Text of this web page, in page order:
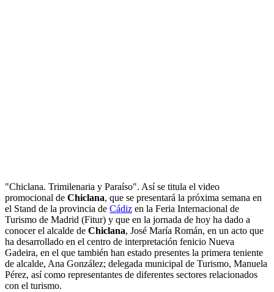
"Chiclana. Trimilenaria y Paraíso". Así se titula el video
promocional de Chiclana, que se presentará la próxima semana en
el Stand de la provincia de Cádiz en la Feria Internacional de
Turismo de Madrid (Fitur) y que en la jornada de hoy ha dado a
conocer el alcalde de Chiclana, José María Román, en un acto que
ha desarrollado en el centro de interpretación fenicio Nueva
Gadeira, en el que también han estado presentes la primera teniente
de alcalde, Ana González; delegada municipal de Turismo, Manuela
Pérez, así como representantes de diferentes sectores relacionados
con el turismo.